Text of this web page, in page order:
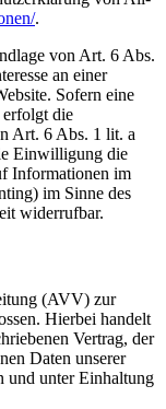
.
von Art. 6 Abs.
an einer
Sofern eine
die
Art. 6 Abs. 1 lit. a
Einwilligung die
Informationen im
im Sinne des
widerrufbar.
(AVV) zur
Hierbei handelt
Vertrag, der
Daten unserer
und unter Einhaltung